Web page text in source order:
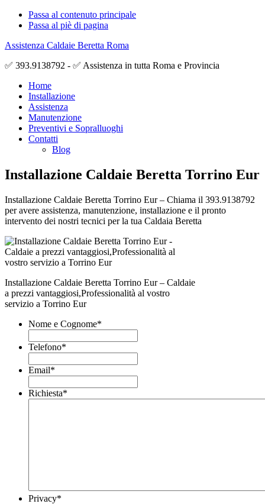
Passa al contenuto principale
Passa al piè di pagina
Assistenza Caldaie Beretta Roma
✅ 393.9138792 - ✅ Assistenza in tutta Roma e Provincia
Home
Installazione
Assistenza
Manutenzione
Preventivi e Sopralluoghi
Contatti
Blog
Installazione Caldaie Beretta Torrino Eur
Installazione Caldaie Beretta Torrino Eur – Chiama il 393.9138792
per avere assistenza, manutenzione, installazione e il pronto
intervento dei nostri tecnici per la tua Caldaia Beretta
Installazione Caldaie Beretta Torrino Eur – Caldaie
a prezzi vantaggiosi,Professionalità al vostro
servizio a Torrino Eur
Nome e Cognome*
Telefono*
Email*
Richiesta*
Privacy*